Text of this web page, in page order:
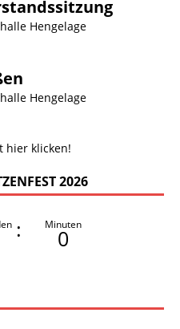
Hengelage
Hengelage
hier klicken!
2026
: Minuten
0